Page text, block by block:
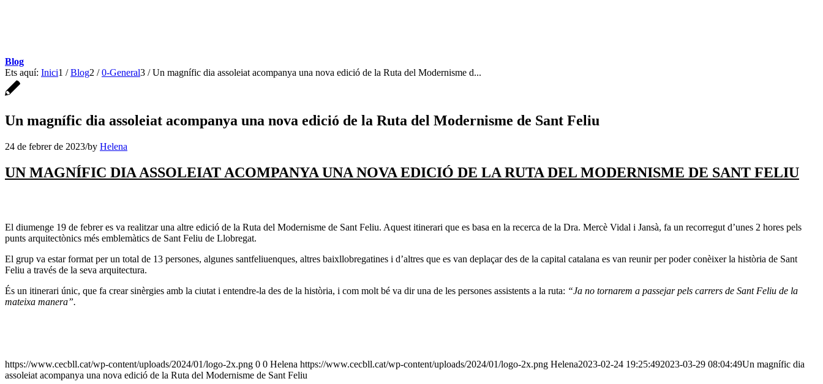
Blog
Ets aquí: Inici1 / Blog2 / 0-General3 / Un magnífic dia assoleiat acompanya una nova edició de la Ruta del Modernisme d...
Un magnífic dia assoleiat acompanya una nova edició de la Ruta del Modernisme de Sant Feliu
24 de febrer de 2023/by Helena
UN MAGNÍFIC DIA ASSOLEIAT ACOMPANYA UNA NOVA EDICIÓ DE LA RUTA DEL MODERNISME DE SANT FELIU
El diumenge 19 de febrer es va realitzar una altre edició de la Ruta del Modernisme de Sant Feliu. Aquest itinerari que es basa en la recerca de la Dra. Mercè Vidal i Jansà, fa un recorregut d’unes 2 hores pels
punts arquitectònics més emblemàtics de Sant Feliu de Llobregat.
El grup va estar format per un total de 13 persones, algunes santfeliuenques, altres baixllobregatines i d’altres que es van deplaçar des de la capital catalana es van reunir per poder conèixer la història de Sant
Feliu a través de la seva arquitectura.
És un itinerari únic, que fa crear sinèrgies amb la ciutat i entendre-la des de la història, i com molt bé va dir una de les persones assistents a la ruta: “Ja no tornarem a passejar pels carrers de Sant Feliu de la
mateixa manera”.
https://www.cecbll.cat/wp-content/uploads/2024/01/logo-2x.png 0 0 Helena https://www.cecbll.cat/wp-content/uploads/2024/01/logo-2x.png Helena2023-02-24 19:25:492023-03-29 08:04:49Un magnífic dia
assoleiat acompanya una nova edició de la Ruta del Modernisme de Sant Feliu